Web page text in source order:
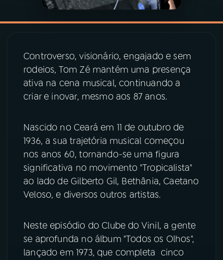
VIDEOCASTS
07ÚLTIMAS
ACOMPANHE A RÁDIO MEC
YouTube Facebook
Instagram X
TikTok
Controverso, visionário, engajado e sem
rodeios, Tom Zé mantém uma presença
ativa na cena musical, continuando a
criar e inovar, mesmo aos 87 anos.
Nascido no Ceará em 11 de outubro de
1936, a sua trajetória musical começou
nos anos 60, tornando-se uma figura
significativa no movimento "Tropicalista"
ao lado de Gilberto Gil, Bethânia, Caetano
Veloso, e diversos outros artistas.
Neste episódio do Clube do Vinil, a gente
se aprofunda no álbum "Todos os Olhos",
lançado em 1973, que completa cinco